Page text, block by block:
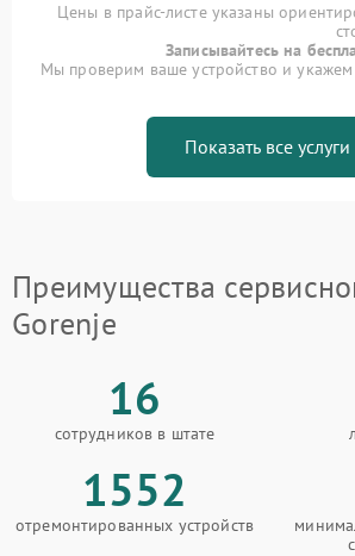
Цены в прайс-листе указаны
Записывайтесь на
Мы проверим ваше устройство и укажем
Показать все услуги
Преимущества
Gorenje
16
сотрудников в штате
1552
отремонтированных устройств